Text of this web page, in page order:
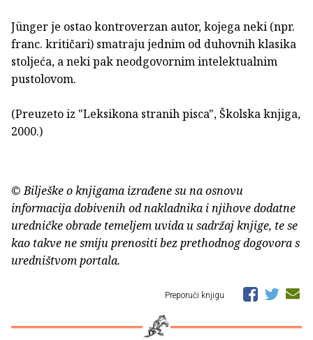
Jünger je ostao kontroverzan autor, kojega neki (npr.
franc. kritičari) smatraju jednim od duhovnih klasika
stoljeća, a neki pak neodgovornim intelektualnim
pustolovom.
(Preuzeto iz "Leksikona stranih pisca", Školska knjiga,
2000.)
© Bilješke o knjigama izrađene su na osnovu
informacija dobivenih od nakladnika i njihove dodatne
uredničke obrade temeljem uvida u sadržaj knjige, te se
kao takve ne smiju prenositi bez prethodnog dogovora s
uredništvom portala.
Preporuči knjigu